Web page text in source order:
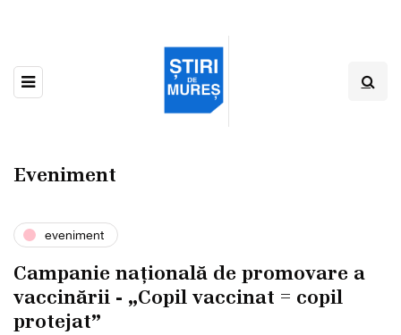
Eveniment
eveniment
Campanie națională de promovare a
vaccinării - „Copil vaccinat = copil
protejat”